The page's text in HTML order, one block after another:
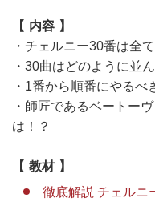
内容
・チェルニー30番は全
・30曲はどのように並
・1番から順番にやるべ
・師匠であるベートー
は！？
教材
徹底解説 チェルニ